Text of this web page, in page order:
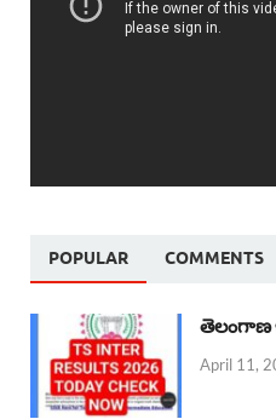
POPULAR COMMENTS
తెలంగాణ
April 11,